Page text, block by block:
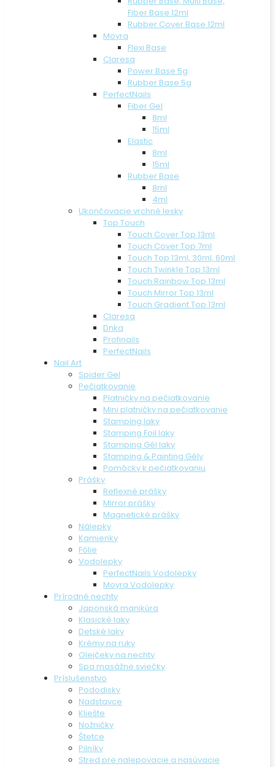
Fiber Base 12ml
Rubber Cover Base 12ml
Moyra
Flexi Base
Claresa
Power Base 5g
Rubber Base 5g
PerfectNails
Fiber Gel
8ml
15ml
Elastic
8ml
15ml
Rubber Base
8ml
4ml
Ukončovacie vrchné lesky
Top Touch
Touch Cover Top 13ml
Touch Cover Top 7ml
Touch Top 13ml, 30ml, 60ml
Touch Twinkle Top 13ml
Touch Rainbow Top 13ml
Touch Mirror Top 13ml
Touch Gradient Top 13ml
Claresa
Dnka
Profinails
PerfectNails
Nail Art
Spider Gel
Pečiatkovanie
Platničky na pečiatkovanie
Mini platničky na pečiatkovanie
Stamping laky
Stamping Foil laky
Stamping Gél laky
Stamping & Painting Gély
Pomôcky k pečiatkovaniu
Prášky
Reflexné prášky
Mirror prášky
Magnetické prášky
Nálepky
Kamienky
Fólie
Vodolepky
PerfectNails Vodolepky
Moyra Vodolepky
Prírodné nechty
Japonská manikúra
Klasické laky
Detské laky
Krémy na ruky
Olejčeky na nechty
Spa masážne sviečky
Príslušenstvo
Pododisky
Nadstavce
Kliešte
Nožničky
Štetce
Pilníky
Stred pre nalepovacie a nasúvacie